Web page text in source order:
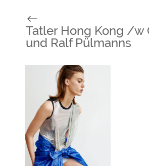
#
Tatler Hong Kong /w
und Ralf Pülmanns